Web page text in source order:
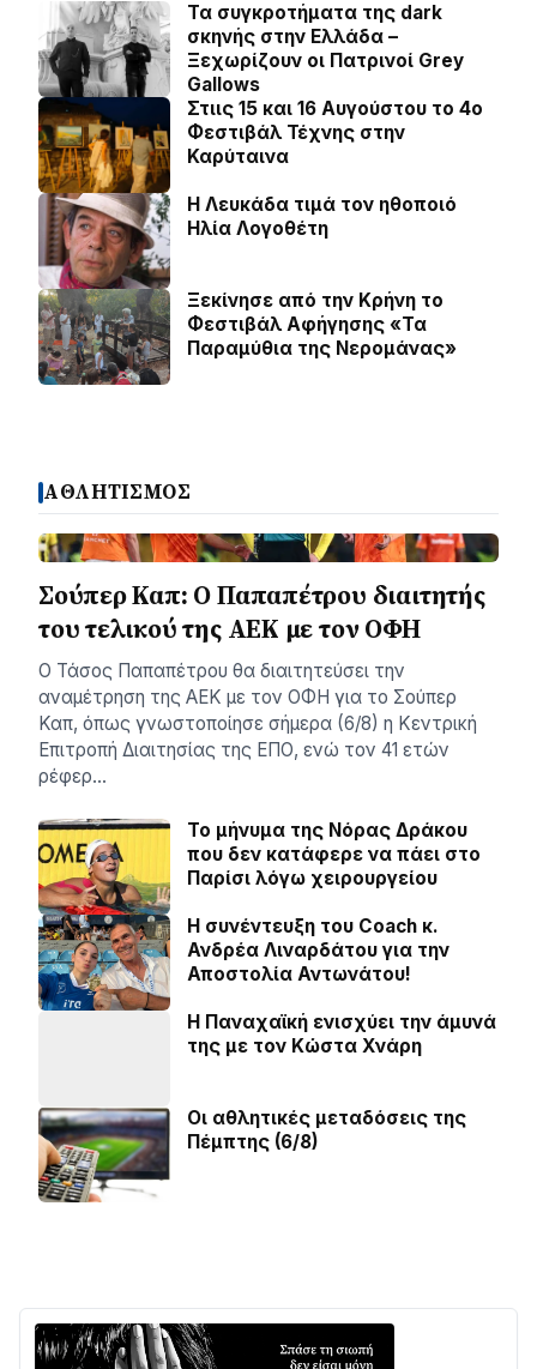
Τα συγκροτήματα της dark
σκηνής στην Ελλάδα –
Ξεχωρίζουν οι Πατρινοί Grey
Gallows
Στιις 15 και 16 Αυγούστου το 4ο
Φεστιβάλ Τέχνης στην
Καρύταινα
Η Λευκάδα τιμά τον ηθοποιό
Ηλία Λογοθέτη
Ξεκίνησε από την Κρήνη το
Φεστιβάλ Αφήγησης «Τα
Παραμύθια της Νερομάνας»
ΑΘΛΗΤΙΣΜΟΣ
Σούπερ Καπ: Ο Παπαπέτρου διαιτητής
του τελικού της ΑΕΚ με τον ΟΦΗ
Ο Τάσος Παπαπέτρου θα διαιτητεύσει την
αναμέτρηση της ΑΕΚ με τον ΟΦΗ για το Σούπερ
Καπ, όπως γνωστοποίησε σήμερα (6/8) η Κεντρική
Επιτροπή Διαιτησίας της ΕΠΟ, ενώ τον 41 ετών
ρέφερ…
Το μήνυμα της Νόρας Δράκου
που δεν κατάφερε να πάει στο
Παρίσι λόγω χειρουργείου
H συνέντευξη του Coach κ.
Ανδρέα Λιναρδάτου για την
Αποστολία Αντωνάτου!
Η Παναχαϊκή ενισχύει την άμυνά
της με τον Κώστα Χνάρη
Οι αθλητικές μεταδόσεις της
Πέμπτης (6/8)